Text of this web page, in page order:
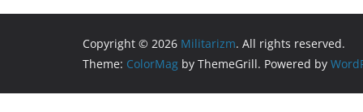
Copyright © 2026 Militarizm. All rights reserved.
Theme: ColorMag by ThemeGrill. Powered by